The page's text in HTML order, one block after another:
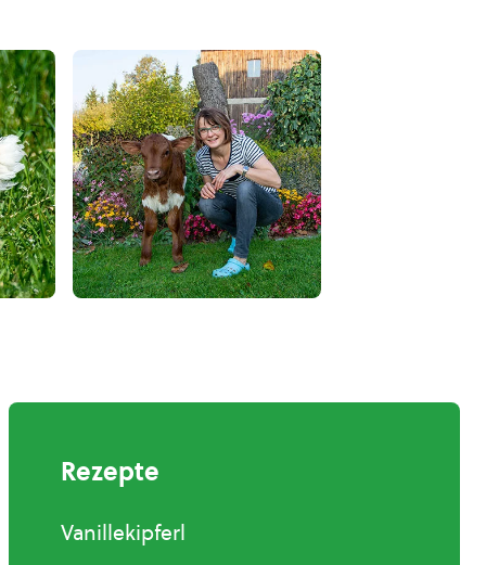
Rezepte
Vanillekipferl